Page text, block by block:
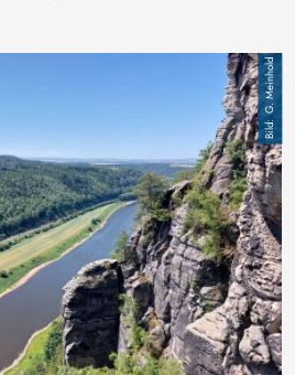
G. Meinhold